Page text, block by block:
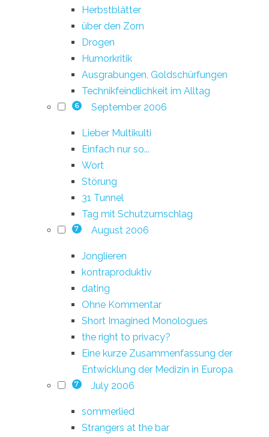
Herbstblätter
über den Zorn
Drogen
Humorkritik
Ausgrabungen, Goldschürfungen
Technikfeindlichkeit im Alltag
6 September 2006
Lieber Multikulti
Einfach nur so...
Wort
Störung
31 Tunnel
Tag mit Schutzumschlag
7 August 2006
Jonglieren
kontraproduktiv
dating
Ohne Kommentar
Short Imagined Monologues
the right to privacy?
Eine kurze Zusammenfassung der
Entwicklung der Medizin in Europa
7 July 2006
sommerlied
Strangers at the bar